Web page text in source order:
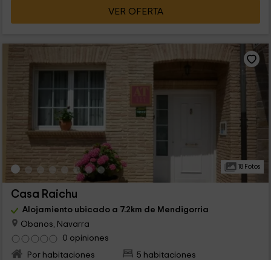
VER OFERTA
18 Fotos
Casa Raichu
Alojamiento ubicado a 7.2km de Mendigorria
Obanos, Navarra
0 opiniones
Por habitaciones
5 habitaciones